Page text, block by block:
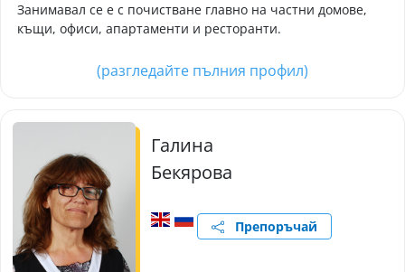
Занимавал се е с почистване главно на частни домове,
къщи, офиси, апартаменти и ресторанти.
(разгледайте пълния профил)
Галина
Бекярова
Препоръчай